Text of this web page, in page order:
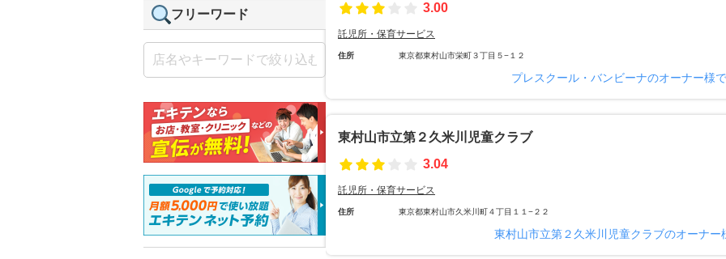
3.00
託児所・保育サービス
住所 東京都東村山市栄町３丁目５−１２
プレスクール・バンビーナのオーナー様
東村山市立第２久米川児童クラブ
3.04
託児所・保育サービス
住所 東京都東村山市久米川町４丁目１１−２２
東村山市立第２久米川児童クラブのオーナー
フリーワード